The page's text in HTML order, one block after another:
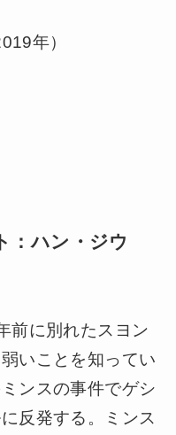
年）
：ハン・ジウ
前に別れたスヨン
いことを知ってい
ンスの事件でゲシ
反発する。ミンス